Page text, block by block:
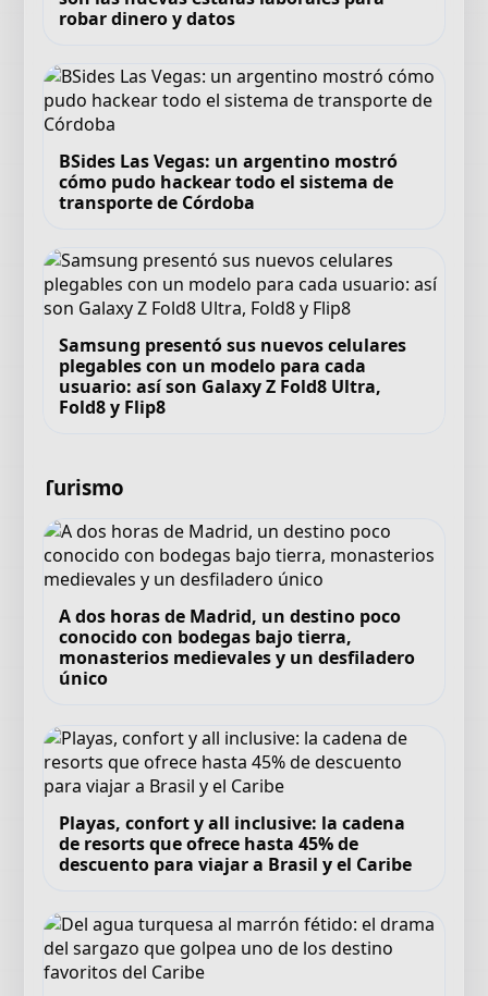
robar dinero y datos
BSides Las Vegas: un argentino mostró
cómo pudo hackear todo el sistema de
transporte de Córdoba
Samsung presentó sus nuevos celulares
plegables con un modelo para cada
usuario: así son Galaxy Z Fold8 Ultra,
Fold8 y Flip8
Turismo
A dos horas de Madrid, un destino poco
conocido con bodegas bajo tierra,
monasterios medievales y un desfiladero
único
Playas, confort y all inclusive: la cadena
de resorts que ofrece hasta 45% de
descuento para viajar a Brasil y el Caribe